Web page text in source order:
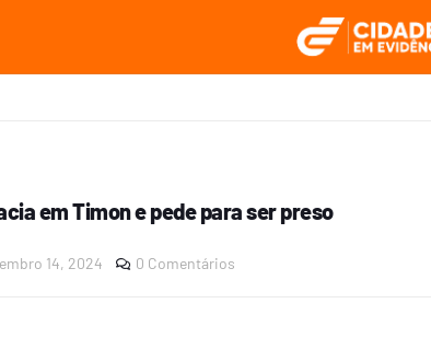
em Timon e pede para ser preso
14, 2024 0 Comentários